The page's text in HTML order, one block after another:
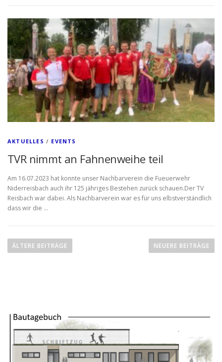
AKTUELLES / EVENTS
TVR nimmt an Fahnenweihe teil
Am 16.07.2023 hat konnte unser Nachbarverein die Fueuerwehr
Niderreisbach auch ihr 125 jähriges Bestehen zurück schauen.Der TV
Reisbach war dabei. Als Nachbarverein war es für uns elbstverständlich
dass wir die …
e
a
ÄLTERE BEITRÄGE NEUERE BEITRÄGE